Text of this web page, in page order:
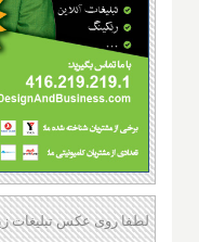
لطفا روی عکس تبلیغات